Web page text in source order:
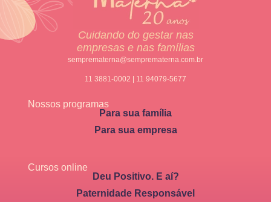
Cuidando do gestar nas
empresas e nas famílias
semprematerna@semprematerna.com.br
11 3881-0002 | 11 94079-5677
Nossos programas
Para sua família
Para sua empresa
Cursos online
Deu Positivo. E aí?
Paternidade Responsável